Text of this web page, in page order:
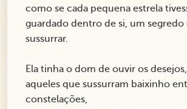
como se cada pequena estrela
guardado dentro de si, um segredo
sussurrar.
Ela tinha o dom de ouvir os desejos,
aqueles que sussurram baixinho
constelações,